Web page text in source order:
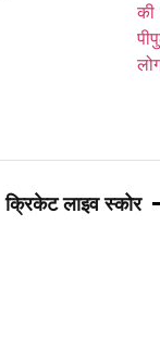
क्रिकेट लाइव स्कोर